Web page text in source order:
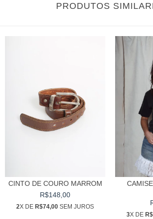
PRODUTOS
CINTO DE COURO MARROM
R$148,00
2X DE R$74,00 SEM JUROS
3X DE